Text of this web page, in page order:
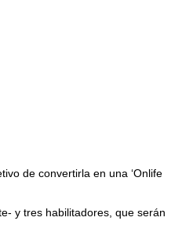
de convertirla en una ‘Onlife
y tres habilitadores, que serán